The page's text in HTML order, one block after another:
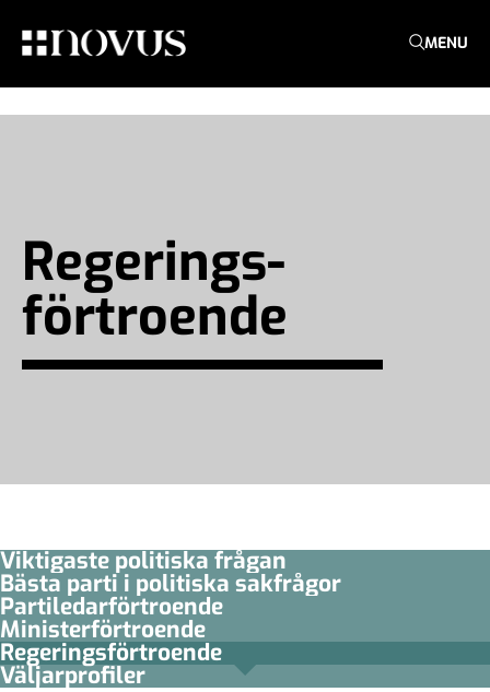
MENU
Regerings­
förtroende
Viktigaste politiska frågan
Bästa parti i politiska sakfrågor
Partiledar­förtroende
Minister­­förtroende
Regerings­förtroende
Väljarprofiler